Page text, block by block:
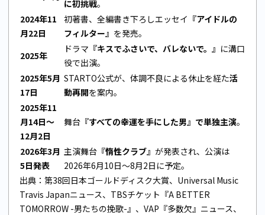
に初挑戦。
2024年11
月22日
初著書、全編書き下ろしエッセイ 『アイドルの
フィルター』 を発売。
2025年
ドラマ 『キスでふさいで、バレないで。』 に溝口
役で出演。
2025年5月
17日
STARTO公式が、体調不良による休止を経た活
動再開を案内。
2025年11
月14日〜
12月2日
舞台 『すべての幸運を手にした男』で単独主演。
2026年3月
5日発表
主演舞台 『惰性クラブ』 が発表され、公演は
2026年6月10日〜8月2日に予定。
出典： 第38回日本ゴールドディスク大賞、 Universal Music
Travis Japanニュース、 TBSチケット『A BETTER
TOMORROW -男たちの挽歌-』 、 VAP『多数欠』ニュース、